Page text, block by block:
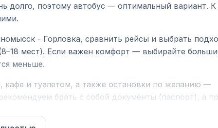
долго, поэтому автобус — оптимальный вариант.
- Горловка, сравнить рейсы и выбрать
мест). Если важен комфорт — выбирайте
меньше.
кафе и туалетом, а также остановки по желанию —
брать с собой документы (паспорт), а